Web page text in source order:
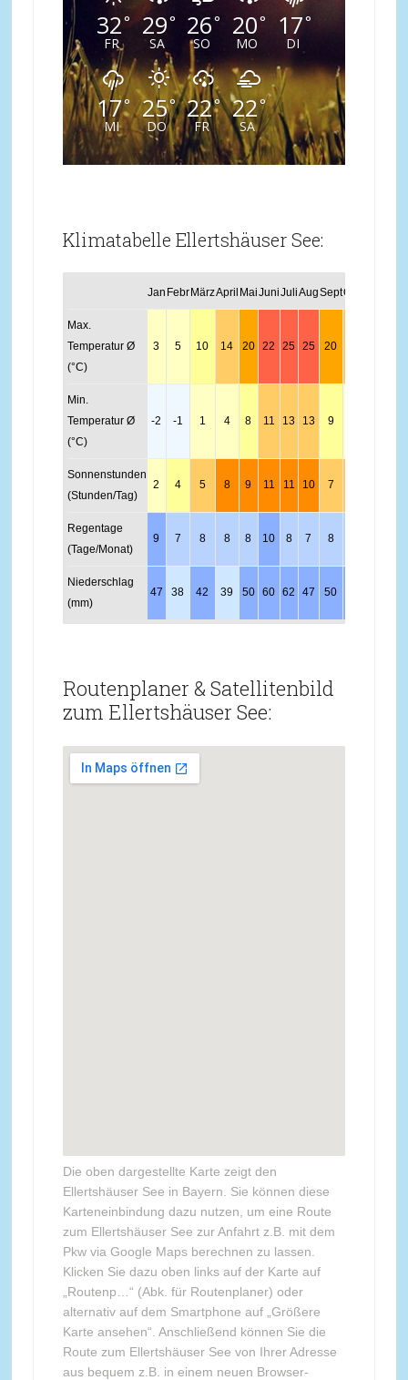
32°
FR
29°
SA
26°
SO
20°
MO
17°
DI
17°
MI
25°
DO
22°
FR
22°
SA
Klimatabelle Ellertshäuser See:
Jan Febr MärzApril MaiJuniJuliAugSeptOkt
Max.
Temperatur Ø
(°C)
3 5 10 14 20 22 25 25 20
Min.
Temperatur Ø
(°C)
-2 -1 1 4 8 11 13 13 9
Sonnenstunden
(Stunden/Tag)
2 4 5 8 9 11 11 10 7
Regentage
(Tage/Monat)
9 7 8 8 8 10 8 7 8
Niederschlag
(mm)
47 38 42 39 50 60 62 47 50
Routenplaner & Satellitenbild
zum Ellertshäuser See:
Die oben dargestellte Karte zeigt den
Ellertshäuser See in Bayern. Sie können diese
Karteneinbindung dazu nutzen, um eine Route
zum Ellertshäuser See zur Anfahrt z.B. mit dem
Pkw via Google Maps berechnen zu lassen.
Klicken Sie dazu oben links auf der Karte auf
„Routenp…“ (Abk. für Routenplaner) oder
alternativ auf dem Smartphone auf „Größere
Karte ansehen“. Anschließend können Sie die
Route zum Ellertshäuser See von Ihrer Adresse
aus bequem z.B. in einem neuen Browser-